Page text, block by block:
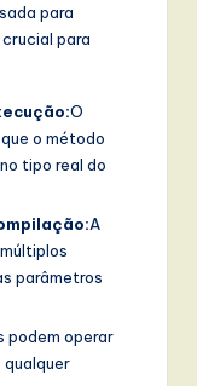
para
para
O
o método
tipo real do
A
parâmetros
podem operar